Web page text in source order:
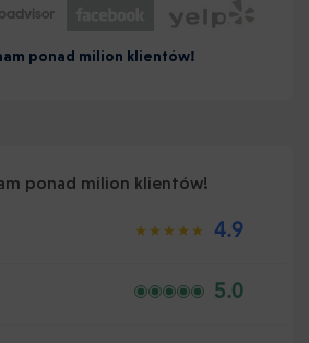
ponad milion klientów!
ponad milion klientów!
4.9
5.0